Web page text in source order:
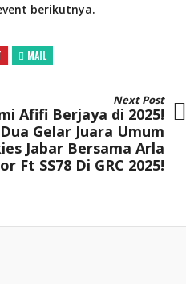
berikutnya.
MAIL
Next Post
Afifi Berjaya di 2025!
Gelar Juara Umum
Jabar Bersama Arla
Ft SS78 Di GRC 2025!